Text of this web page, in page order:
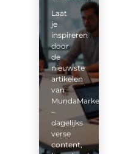
Laat
je
inspireren
door
de
nieuwste
artikelen
van
MundaMarketing.nl
–
dagelijks
verse
content,